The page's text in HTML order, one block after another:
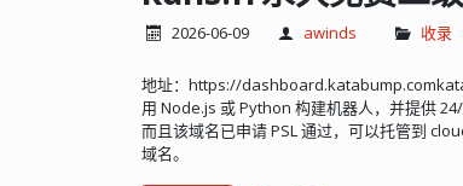
2026-06-09 awinds 收录
地址：https://
用 Node.js 或 Python 构建机器人，并提供
而且该域名已申请 PSL 通过，可以托管到
域名。